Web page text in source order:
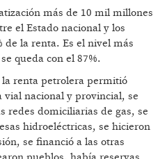
más de 10 mil millones
el Estado nacional y los
de la renta. Es el nivel más
queda con el 87%.
la renta petrolera permitió
nacional y provincial, se
redes domiciliarias de gas, se
hidroeléctricas, se hicieron
se financió a las otras